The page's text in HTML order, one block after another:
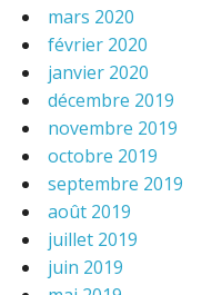
mars 2020
février 2020
janvier 2020
décembre 2019
novembre 2019
octobre 2019
septembre 2019
août 2019
juillet 2019
juin 2019